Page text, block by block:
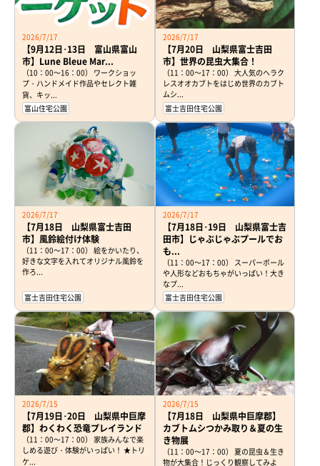
2026/7/17
【9月12日･13日 富山県富山
市】Lune Bleue Mar...
（10：00～16：00） ワークショッ
プ・ハンドメイド作品やセレクト雑
貨、キッ...
富山住宅公園
2026/7/17
【7月20日 山梨県富士吉田
市】世界の昆虫大集合！
（11：00～17：00） 大人気のヘラク
レスオオカブトをはじめ世界のカブト
ムシ...
富士吉田住宅公園
2026/7/17
【7月18日 山梨県富士吉田
市】風鈴絵付け体験
（11：00～17：00） 絵をかいたり、
好きな文字を入れてオリジナル風鈴を
作ろ...
富士吉田住宅公園
2026/7/17
【7月18日･19日 山梨県富士吉
田市】じゃぶじゃぶプールでお
も...
（11：00～17：00） スーパーボール
や人形などおもちゃがいっぱい！大き
なプ...
富士吉田住宅公園
2026/7/15
【7月19日･20日 山梨県中巨摩
郡】わくわく恐竜プレイランド
（11：00～17：00） 家族みんなで楽
しめる遊び・体験がいっぱい！ ★トリ
ケ...
2026/7/15
【7月18日 山梨県中巨摩郡】
カブトムシつかみ取り＆夏の生
き物展
（11：00～17：00） 夏の昆虫＆生き
物が大集合！じっくり観察してみよ